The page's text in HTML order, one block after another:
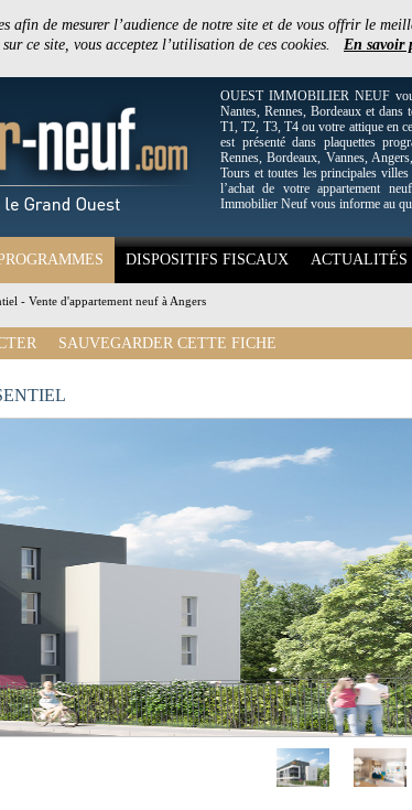
afin de mesurer l’audience de notre site et de vous offrir le
ce site, vous acceptez l’utilisation de ces cookies. En savoir
OUEST IMMOBILIER NEUF
Nantes, Rennes, Bordeaux et
T1, T2, T3, T4 ou votre attique en
est présenté dans plaquettes
Rennes, Bordeaux, Vannes,
Tours et toutes les principales
l’achat de votre appartement
Immobilier Neuf vous informe au
DISPOSITIFS FISCAUX ACTUALITÉS
- Vente d'appartement neuf à Angers
SAUVEGARDER CETTE FICHE